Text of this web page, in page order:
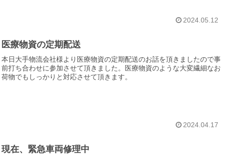
2024.05.12
医療物資の定期配送
本日大手物流会社様より医療物資の定期配送のお話を頂きましたので事
前打ち合わせに参加させて頂きました。医療物資のような大変繊細なお
荷物でもしっかりと対応させて頂きます。
2024.04.17
現在、緊急車両修理中